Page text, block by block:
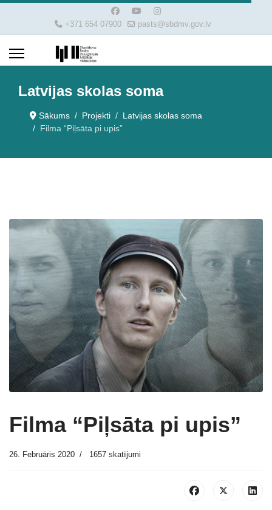
+371 654 07900 pasts@sbdmv.gov.lv
Latvijas skolas soma
Sākums Projekti
Latvijas skolas soma
Filma “Piļsāta pi upis”
Filma “Piļsāta pi upis”
26. Februāris 2020 1657 skatījumi